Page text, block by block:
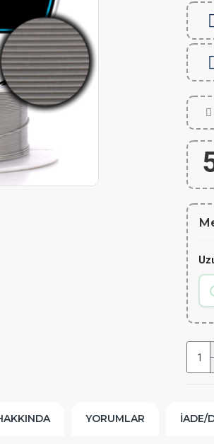
YORUMLAR İADE/